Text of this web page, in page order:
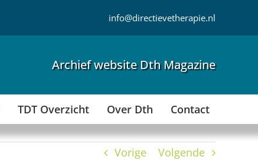
info@directievetherapie.nl
Archief website Dth Magazine
TDT Overzicht Over Dth Contact
Vorige Volgende